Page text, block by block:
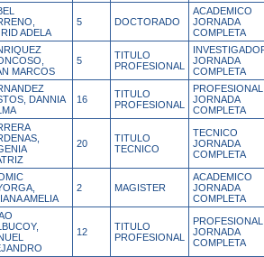
ADELA
5 DOCTORADO
ACADEMICO
JORNADA
COMPLETA
MARCOS
5
TITULO
PROFESIONAL
JORNADA
COMPLETA
DANNIA
16
TITULO
PROFESIONAL
PROFESIONAL
JORNADA
COMPLETA
20
TITULO
TECNICO
TECNICO
JORNADA
COMPLETA
AMELIA
2 MAGISTER
ACADEMICO
JORNADA
COMPLETA
12
TITULO
PROFESIONAL
PROFESIONAL
JORNADA
COMPLETA